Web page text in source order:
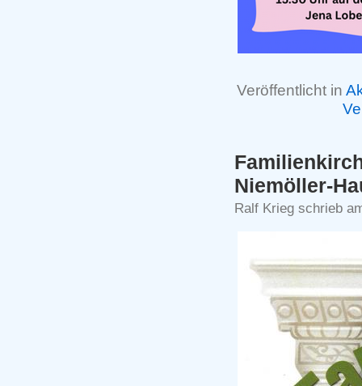
Veröffentlicht in
Niemöller-
Ralf Krieg schrieb